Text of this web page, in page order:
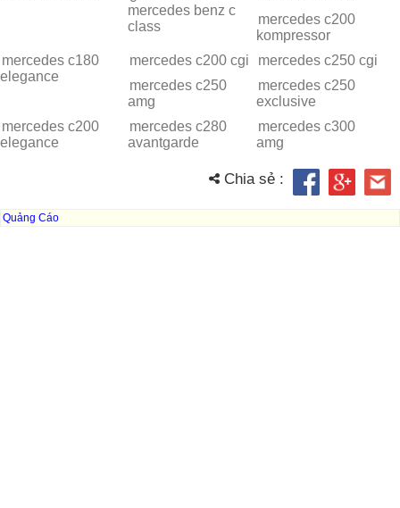
mercedes benz c
class
mercedes c200
kompressor
mercedes c180
elegance
mercedes c200 cgi
mercedes c250 cgi
mercedes c250
amg
mercedes c250
exclusive
mercedes c200
elegance
mercedes c280
avantgarde
mercedes c300
amg
Chia sẻ :
Quảng Cáo